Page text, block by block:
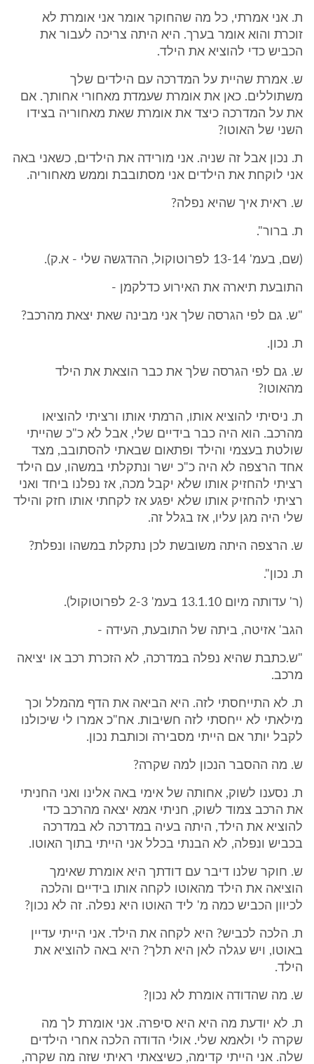
ת. אני אמרתי, כל מה שהחוקר אומר אני אומרת לא
זוכרת והוא אומר בערך. היא היתה צריכה לעבור את
הכביש כדי להוציא את הילד.
ש. אמרת שהיית על המדרכה עם הילדים שלך
משתוללים. כאן את אומרת שעמדת מאחורי אחותך. אם
את על המדרכה כיצד את אומרת שאת מאחוריה בצידו
השני של האוטו?
ת. נכון אבל זה שניה. אני מורידה את הילדים, כשאני באה
אני לוקחת את הילדים אני מסתובבת וממש מאחוריה.
ש. ראית איך שהיא נפלה?
ת. ברור".
(שם, בעמ' 13-14 לפרוטוקול, ההדגשה שלי - א.ק).
התובעת תיארה את האירוע כדלקמן -
"ש. גם לפי הגרסה שלך אני מבינה שאת יצאת מהרכב?
ת. נכון.
ש. גם לפי הגרסה שלך את כבר הוצאת את הילד
מהאוטו?
ת. ניסיתי להוציא אותו, הרמתי אותו ורציתי להוציאו
מהרכב. הוא היה כבר בידיים שלי, אבל לא כ"כ שהייתי
שולטת בעצמי והילד ופתאום שבאתי להסתובב, מצד
אחד הרצפה לא היה כ"כ ישר ונתקלתי במשהו, עם הילד
רציתי להחזיק אותו שלא יקבל מכה, אז נפלנו ביחד ואני
רציתי להחזיק אותו שלא יפגע אז לקחתי אותו חזק והילד
שלי היה מגן עליו, אז בגלל זה.
ש. הרצפה היתה משובשת לכן נתקלת במשהו ונפלת?
ת. נכון".
(ר' עדותה מיום 13.1.10 בעמ' 2-3 לפרוטוקול).
הגב' אזיטה, ביתה של התובעת, העידה -
"ש.כתבת שהיא נפלה במדרכה, לא הזכרת רכב או יציאה
מרכב.
ת. לא התייחסתי לזה. היא הביאה את הדף מהמלל וכך
מילאתי לא ייחסתי לזה חשיבות. אח"כ אמרו לי שיכולנו
לקבל יותר אם הייתי מסבירה וכותבת נכון.
ש. מה ההסבר הנכון למה שקרה?
ת. נסענו לשוק, אחותה של אימי באה אלינו ואני החניתי
את הרכב צמוד לשוק, חניתי אמא יצאה מהרכב כדי
להוציא את הילד, היתה בעיה במדרכה לא במדרכה
בכביש ונפלה, לא הבנתי בכלל אני הייתי בתוך האוטו.
ש. חוקר שלנו דיבר עם דודתך היא אומרת שאימך
הוציאה את הילד מהאוטו לקחה אותו בידיים והלכה
לכיוון הכביש כמה מ' ליד האוטו היא נפלה. זה לא נכון?
ת. הלכה לכביש? היא לקחה את הילד. אני הייתי עדיין
באוטו, ויש עגלה לאן היא תלך? היא באה להוציא את
הילד.
ש. מה שהדודה אומרת לא נכון?
ת. לא יודעת מה היא היא סיפרה. אני אומרת לך מה
שקרה לי ולאמא שלי. אולי הדודה הלכה אחרי הילדים
שלה. אני הייתי קדימה, כשיצאתי ראיתי שזה מה שקרה,